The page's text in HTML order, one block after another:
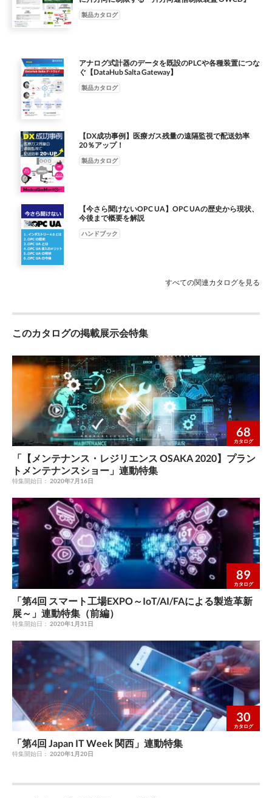
また DataHub でクラウドからデータを取 データを送る データを
取り込む り込むこともできます。あらかじめ DataHub の必要な
機能をプリインストールした IoT ゲートウェイ 『iBRESS Box』も
めに、公開された標 準の C 言語のソースライブラリを用意して
います。 簡単なプログラム変更で、組み込み機器から iBRESS
Cloud へのデータ送受信が始められます。 組み込み機器のデータ
を送る
日）は、取扱店・お申し込みフォームからお申し込みの場合はご
相談ください。 Web サイト「iBRESS Portal」からお申し込み
⽉ CSV ダウンロード アラート通知（電話） 20 回 2,000 円 / ⽉
追加オプション 追加 10 回 1,000 円 / ⽉ 保存データ容量追加
10GB 500 円 / ⽉ お申し込みフォーム
https://www.ibress.com/form/iBRESS/ ※iBRESS Plus は取扱店・
お申し込みフォームからお申し込みいただけます。 ※iBRESS
要があります。 ※お申し込みからご利用開始まで１週間程度い
ただいております。 ※契約開始日（料金発生開始日）は、ご指
定いただけます。 取扱店 株式会社ベルチャイルド www.bell-
c.co.jp 【 大 阪】 〒532-0003 大阪市淀川区宮原 4-2-10
PMO EX 新大阪 8F TEL：06-6150-5770 ／ FAX：06-6150-
2-5-5 PMO 浜松町 10F TEL：03-5843-7502 ／ FAX：03-5843-
7503 担当 : 岸本 E-mail：contact@ibress.com
https://www.ibress.com/ IB-F0302
製品カタログ
アナログ式計器のデータを既設のPLCや各種装置につな
ぐ【DataHub Salta Gateway】
製品カタログ
【DX成功事例】医療ガス残量の遠隔監視で配送効率
20％アップ！
製品カタログ
【今さら聞けないOPC UA】OPC UAの歴史から現状、
今後まで概要を解説
ハンドブック
すべての関連カタログを見る
このカタログの掲載展示会特集
68
カタログ
「【メンテナンス・レジリエンス OSAKA 2020】プラン
トメンテナンスショー」連動特集
特集開始日： 2020年7月16日
89
カタログ
「第4回 スマート工場EXPO～IoT/AI/FAによる製造革新
展～」連動特集（前編）
特集開始日： 2020年1月31日
30
カタログ
「第4回 Japan IT Week 関西」連動特集
特集開始日： 2020年1月20日